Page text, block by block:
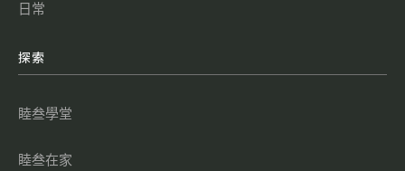
日常
探索
睦叁學堂
睦叁在家